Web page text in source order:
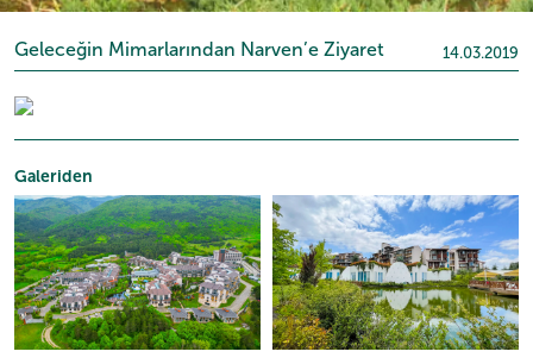
Galeriden
Geleceğin Mimarlarından Narven’e Ziyaret 14.03.2019